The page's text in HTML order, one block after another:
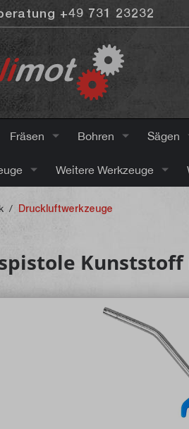
+49 731 23232
Fräsen Bohren Sägen
Weitere Werkzeuge
/ Druckluftwerkzeuge